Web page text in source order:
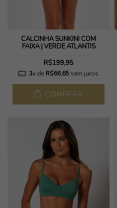
CALCINHA SUNKINI COM
FAIXA | VERDE ATLANTIS
R$199,95
3x de R$66,65sem juros
COMPRAR